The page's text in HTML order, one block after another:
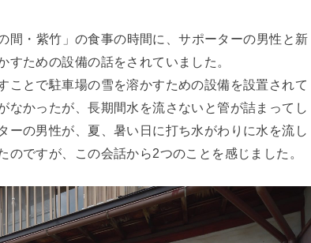
間・紫竹」の食事の時間に、サポーターの男性と新
ための設備の話をされていました。
ことで駐車場の雪を溶かすための設備を設置されて
なかったが、長期間水を流さないと管が詰まってし
ーの男性が、夏、暑い日に打ち水がわりに水を流し
ですが、この会話から2つのことを感じました。